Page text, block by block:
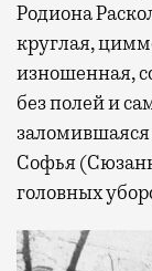
Родиона
круглая,
изношенная,
без полей и
Софья
головных